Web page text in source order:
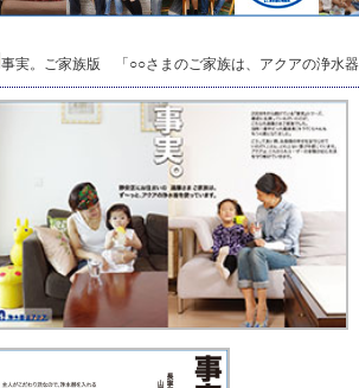
事実。ご家族版 「○○さまのご家族は、アクアの浄水